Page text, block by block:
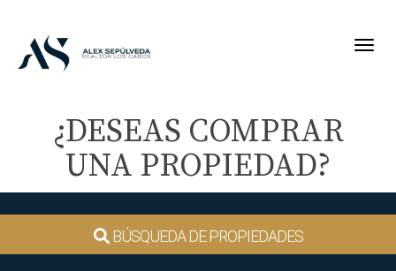
¿DESEAS COMPRAR
UNA PROPIEDAD?
BÚSQUEDA DE PROPIEDADES